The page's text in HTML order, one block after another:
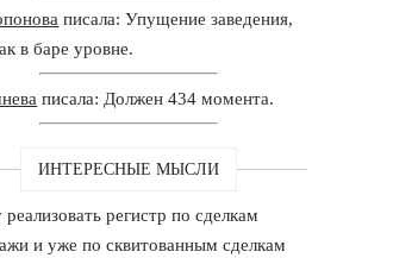
писала: Упущение заведения,
в баре уровне.
писала: Должен 434 момента.
ИНТЕРЕСНЫЕ МЫСЛИ
регистр по сделкам
и уже по сквитованным сделкам